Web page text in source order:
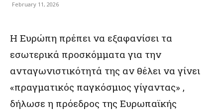
February 11, 2026
Η Ευρώπη πρέπει να εξαφανίσει τα
εσωτερικά προσκόμματα για την
ανταγωνιστικότητά της αν θέλει να γίνει
«πραγματικός παγκόσμιος γίγαντας» ,
δήλωσε η πρόεδρος της Ευρωπαϊκής